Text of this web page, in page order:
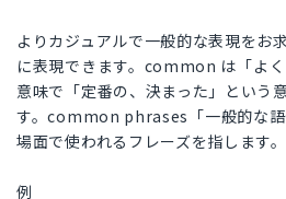
よりカジュアルで一般的な表現をお
に表現できます。common は「よ
意味で「定番の、決まった」という
す。common phrases「一般的な語
場面で使われるフレーズを指します。
例